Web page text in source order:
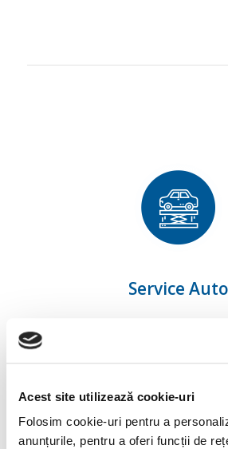
Acest site utilizează cookie-uri
Folosim cookie-uri pentru a
anunțurile, pentru a oferi funcții de
Service Auto